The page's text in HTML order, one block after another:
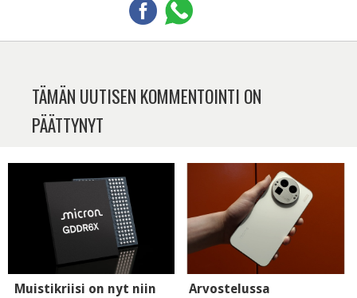
TÄMÄN UUTISEN KOMMENTOINTI ON
PÄÄTTYNYT
Muistikriisi on nyt niin
Arvostelussa